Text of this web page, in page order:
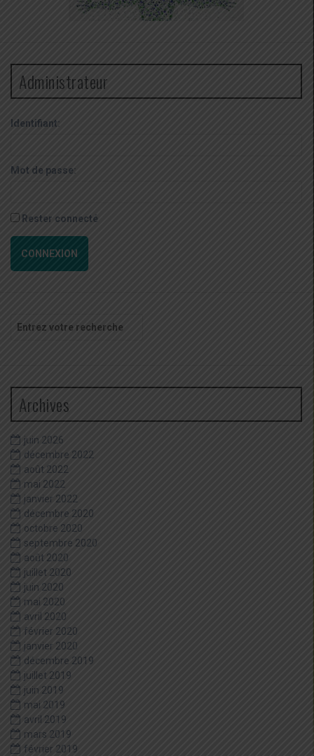
Administrateur
Identifiant:
Mot de passe:
Rester connecté
CONNEXION
pour
Archives
juin 2026
décembre 2022
août 2022
mai 2022
janvier 2022
décembre 2020
octobre 2020
septembre 2020
août 2020
juillet 2020
juin 2020
mai 2020
avril 2020
février 2020
janvier 2020
décembre 2019
juillet 2019
juin 2019
mai 2019
avril 2019
mars 2019
février 2019